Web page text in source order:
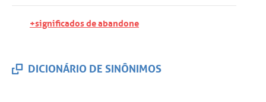
+significados de abandone
DICIONÁRIO DE SINÔNIMOS